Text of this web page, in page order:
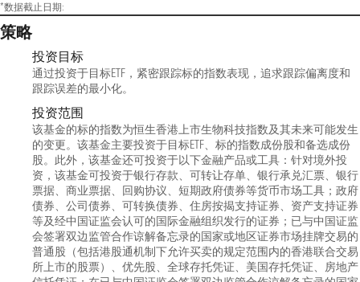
汇添富国证港股通创新药ETF的基金经理。2024
理。2024年03月01日至今任汇添富恒生生物科技
ETF发起式联接（QDII）的基金经理。2024年04月
01日至2025年05月09日任汇添富中证信息技术应
用创新产业ETF的基金经理。2024年04月19日至今
任汇添富国证港股通创新药ETF发起式联接的基
软件ETF的基金经理。2025年06月18日至今任汇添
富恒生港股通中国科技ETF的基金经理。2025年07
月10日至今任汇添富国证港股通消费主题ETF的
基金经理。2025年08月06日至今任汇添富国证港
股通互联网ETF的基金经理。2025年08月07日至
2026年07月15日任汇添富中证沪港深云计算产业
ETF联接的基金经理。2025年08月27日至今任汇添
富恒生港股通中国科技ETF联接的基金经理。
2026年06月17日至今任汇添富中证港股通信息技
术综合ETF的基金经理。
*数据截止日期:
策略
投资目标
通过投资于目标ETF，紧密跟踪标的指数表现，追求跟踪偏离度和
跟踪误差的最小化。
投资范围
该基金的标的指数为恒生香港上市生物科技指数及其未来可能发生
的变更。该基金主要投资于目标ETF、标的指数成份股和备选成份
股。此外，该基金还可投资于以下金融产品或工具：针对境外投
资，该基金可投资于银行存款、可转让存单、银行承兑汇票、银行
票据、商业票据、回购协议、短期政府债券等货币市场工具；政府
债券、公司债券、可转换债券、住房按揭支持证券、资产支持证券
等及经中国证监会认可的国际金融组织发行的证券；已与中国证监
会签署双边监管合作谅解备忘录的国家或地区证券市场挂牌交易的
普通股（包括港股通机制下允许买卖的规定范围内的香港联合交易
所上市的股票）、优先股、全球存托凭证、美国存托凭证、房地产